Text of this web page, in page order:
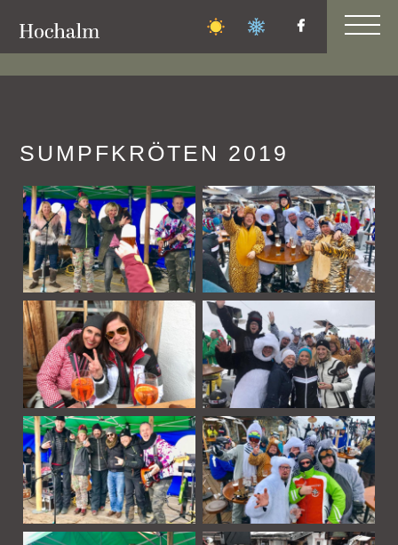
FAMILIEN-
SUMPFKRÖTEN 2019